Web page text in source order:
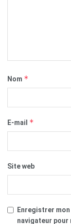
Nom *
E-mail *
Site web
Enregistrer
navigateur pour